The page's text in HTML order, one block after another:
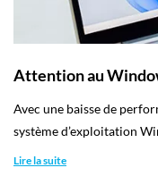
Attention au
Avec une baisse de
système d’exploitation
Lire la suite